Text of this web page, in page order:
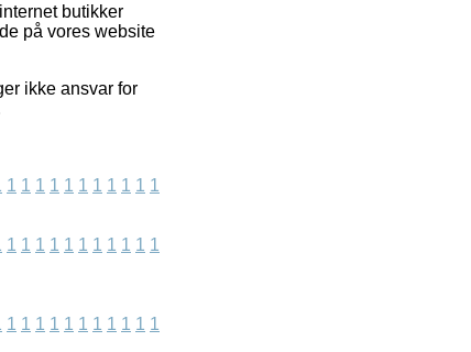
butikker
på vores website
ikke ansvar for
1 1 1 1 1 1 1 1 1 1 1
1 1 1 1 1 1 1 1 1 1 1
1 1 1 1 1 1 1 1 1 1 1